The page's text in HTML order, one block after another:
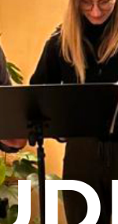
VOUS
intime
du samedi
littéraires
FORTS
d’apéro
de Magie